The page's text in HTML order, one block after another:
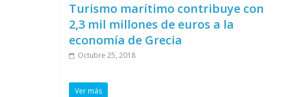
Turismo marítimo contribuye con
2,3 mil millones de euros a la
economía de Grecia
Octubre 25, 2018
Ver más